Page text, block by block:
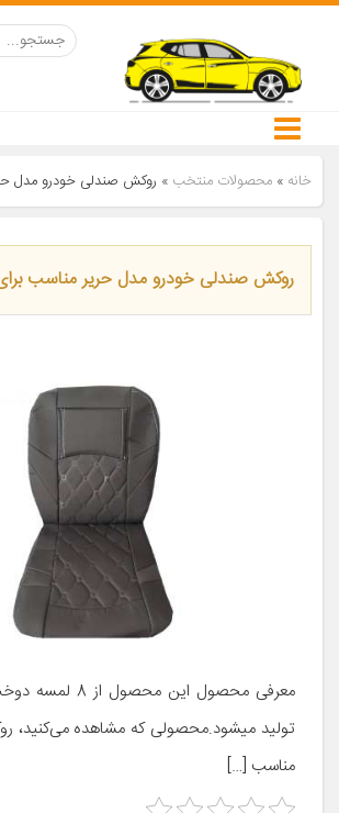
خانه » محصولات منتخب » روکش صندلی خودرو مدل
روکش صندلی خودرو مدل حریر مناسب
معرفی محصول این
تولید میشود.محصولی که مشاهده می‌کنید،
مناسب […]